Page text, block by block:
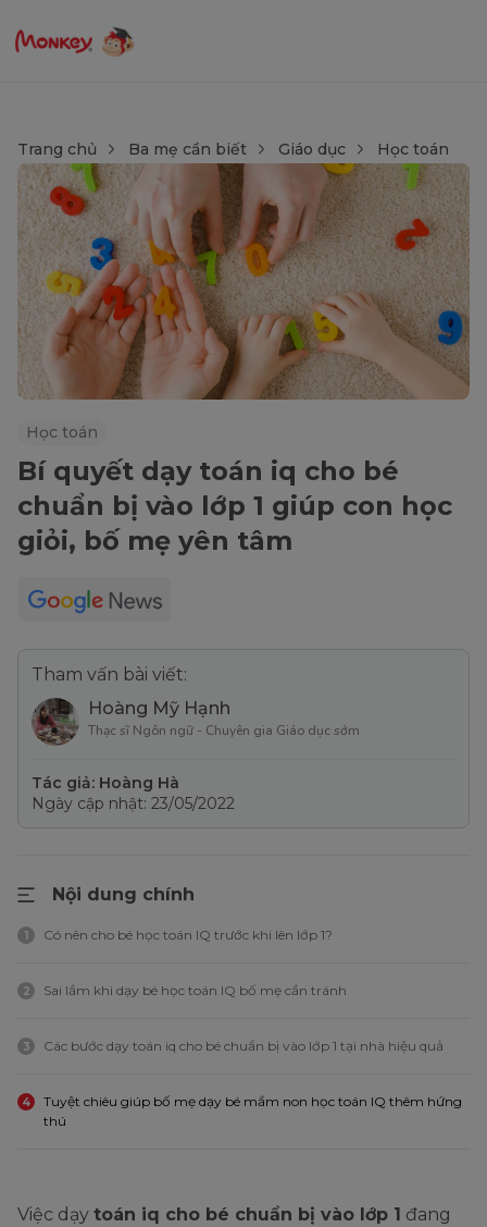
Trang chủ Ba mẹ cần biết Giáo dục Học toán
Học toán
Bí quyết dạy toán iq cho bé
chuẩn bị vào lớp 1 giúp con học
giỏi, bố mẹ yên tâm
Tham vấn bài viết:
Hoàng Mỹ Hạnh
Thạc sĩ Ngôn ngữ - Chuyên gia Giáo dục sớm
Tác giả: Hoàng Hà
Ngày cập nhật: 23/05/2022
Nội dung chính
1 Có nên cho bé học toán IQ trước khi lên lớp 1?
2 Sai lầm khi dạy bé học toán IQ bố mẹ cần tránh
3 Các bước dạy toán iq cho bé chuẩn bị vào lớp 1 tại nhà hiệu quả
4
Tuyệt chiêu giúp bố mẹ dạy bé mầm non học toán IQ thêm hứng
thú
Việc dạy toán iq cho bé chuẩn bị vào lớp 1 đang